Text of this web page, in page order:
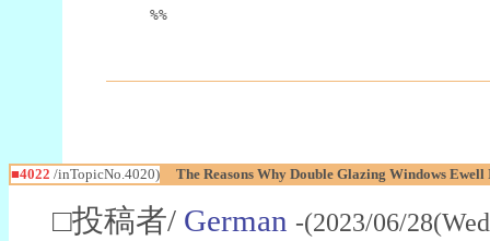
%%
■4022 /inTopicNo.4020) The Reasons Why Double Glazing Windows
□投稿者/ German -(2023/06/